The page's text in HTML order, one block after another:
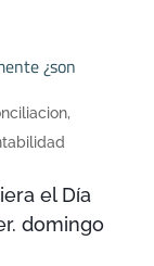
¿son
,
el Día
domingo